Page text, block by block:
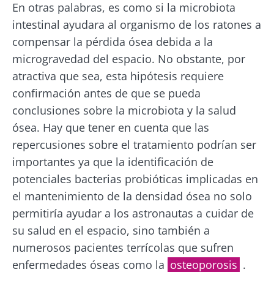
En otras palabras, es como si la microbiota
intestinal ayudara al organismo de los ratones a
compensar la pérdida ósea debida a la
microgravedad del espacio. No obstante, por
atractiva que sea, esta hipótesis requiere
confirmación antes de que se pueda
conclusiones sobre la microbiota y la salud
ósea. Hay que tener en cuenta que las
repercusiones sobre el tratamiento podrían ser
importantes ya que la identificación de
potenciales bacterias probióticas implicadas en
el mantenimiento de la densidad ósea no solo
permitiría ayudar a los astronautas a cuidar de
su salud en el espacio, sino también a
numerosos pacientes terrícolas que sufren
enfermedades óseas como la osteoporosis .
Ligeramente
burbujeante,
rebosante de
microorganismos
vivos, el kéfir
está
conquistando el
Más información
Independientemente
de la preferencia
individual por el
yogur tradicional, el
queso fresco batido
o el skyr,...
Más información